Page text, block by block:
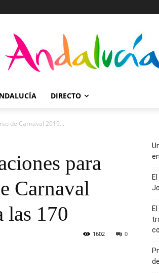
DIRECTO
de Carnaval 2019...
para
Carnaval
las 170
0
1602